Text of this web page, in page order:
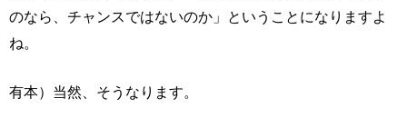
のなら、チャンスではないのか」ということになりますよ
ね。
有本）当然、そうなります。